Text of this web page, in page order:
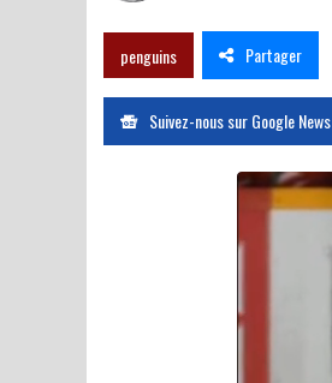
penguins Partager
Suivez-nous sur Google News